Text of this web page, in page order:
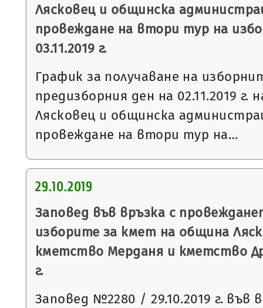
Лясковец и общинска
провеждане на втори тур на
03.11.2019 г.
График за получаване на
предизборния ден на 02.11.2019
Лясковец и общинска
провеждане на втори тур на…
29.10.2019
Заповед във връзка с
изборите за кмет на община
кметство Мерданя и кметство
г.
Заповед №2280 / 29.10.2019 г. във